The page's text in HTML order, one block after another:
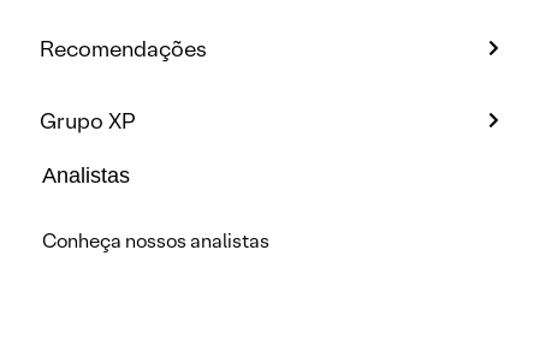
Recomendações
Grupo XP
Analistas
Conheça nossos analistas